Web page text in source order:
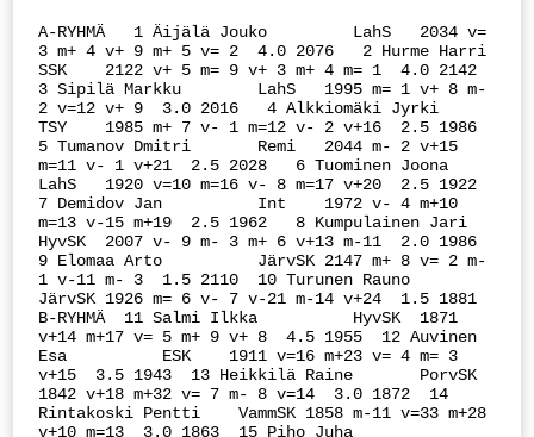
A-RYHMÄ   1 Äijälä Jouko         LahS   2034 v=
3 m+ 4 v+ 9 m+ 5 v= 2  4.0 2076   2 Hurme Harri
SSK    2122 v+ 5 m= 9 v+ 3 m+ 4 m= 1  4.0 2142
3 Sipilä Markku        LahS   1995 m= 1 v+ 8 m-
2 v=12 v+ 9  3.0 2016   4 Alkkiomäki Jyrki
TSY    1985 m+ 7 v- 1 m=12 v- 2 v+16  2.5 1986
5 Tumanov Dmitri       Remi   2044 m- 2 v+15
m=11 v- 1 v+21  2.5 2028   6 Tuominen Joona
LahS   1920 v=10 m=16 v- 8 m=17 v+20  2.5 1922
7 Demidov Jan          Int    1972 v- 4 m+10
m=13 v-15 m+19  2.5 1962   8 Kumpulainen Jari
HyvSK  2007 v- 9 m- 3 m+ 6 v+13 m-11  2.0 1986
9 Elomaa Arto          JärvSK 2147 m+ 8 v= 2 m-
1 v-11 m- 3  1.5 2110  10 Turunen Rauno
JärvSK 1926 m= 6 v- 7 v-21 m-14 v+24  1.5 1881
B-RYHMÄ  11 Salmi Ilkka          HyvSK  1871
v+14 m+17 v= 5 m+ 9 v+ 8  4.5 1955  12 Auvinen
Esa          ESK    1911 v=16 m+23 v= 4 m= 3
v+15  3.5 1943  13 Heikkilä Raine       PorvSK
1842 v+18 m+32 v= 7 m- 8 v=14  3.0 1872  14
Rintakoski Pentti    VammSK 1858 m-11 v=33 m+28
v+10 m=13  3.0 1863  15 Piho Juha